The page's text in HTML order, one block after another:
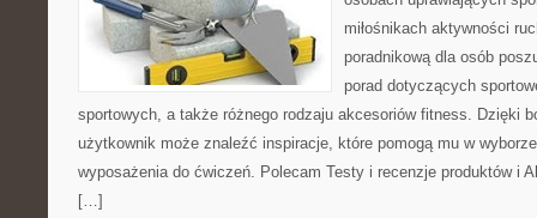
miłośnikach aktywności
poradnikową dla osób
porad dotyczących
sportowych, a także różnego rodzaju akcesoriów fitness. Dzięki
użytkownik może znaleźć inspiracje, które pomogą mu w
wyposażenia do ćwiczeń. Polecam Testy i recenzje produktów i
[…]